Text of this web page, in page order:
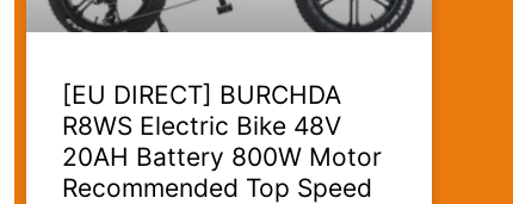
[EU DIRECT] BURCHDA
R8WS Electric Bike 48V
20AH Battery 800W Motor
Recommended Top Speed